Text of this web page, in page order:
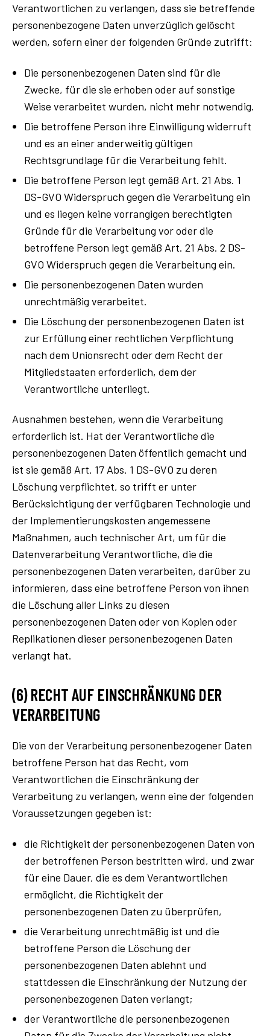
Verantwortlichen zu verlangen, dass sie betreffende
personenbezogene Daten unverzüglich gelöscht
werden, sofern einer der folgenden Gründe zutrifft:
Die personenbezogenen Daten sind für die
Zwecke, für die sie erhoben oder auf sonstige
Weise verarbeitet wurden, nicht mehr notwendig.
Die betroffene Person ihre Einwilligung widerruft
und es an einer anderweitig gültigen
Rechtsgrundlage für die Verarbeitung fehlt.
Die betroffene Person legt gemäß Art. 21 Abs. 1
DS-GVO Widerspruch gegen die Verarbeitung ein
und es liegen keine vorrangigen berechtigten
Gründe für die Verarbeitung vor oder die
betroffene Person legt gemäß Art. 21 Abs. 2 DS-
GVO Widerspruch gegen die Verarbeitung ein.
Die personenbezogenen Daten wurden
unrechtmäßig verarbeitet.
Die Löschung der personenbezogenen Daten ist
zur Erfüllung einer rechtlichen Verpflichtung
nach dem Unionsrecht oder dem Recht der
Mitgliedstaaten erforderlich, dem der
Verantwortliche unterliegt.
Ausnahmen bestehen, wenn die Verarbeitung
erforderlich ist. Hat der Verantwortliche die
personenbezogenen Daten öffentlich gemacht und
ist sie gemäß Art. 17 Abs. 1 DS-GVO zu deren
Löschung verpflichtet, so trifft er unter
Berücksichtigung der verfügbaren Technologie und
der Implementierungskosten angemessene
Maßnahmen, auch technischer Art, um für die
Datenverarbeitung Verantwortliche, die die
personenbezogenen Daten verarbeiten, darüber zu
informieren, dass eine betroffene Person von ihnen
die Löschung aller Links zu diesen
personenbezogenen Daten oder von Kopien oder
Replikationen dieser personenbezogenen Daten
verlangt hat.
(6) RECHT AUF EINSCHRÄNKUNG DER
VERARBEITUNG
Die von der Verarbeitung personenbezogener Daten
betroffene Person hat das Recht, vom
Verantwortlichen die Einschränkung der
Verarbeitung zu verlangen, wenn eine der folgenden
Voraussetzungen gegeben ist:
die Richtigkeit der personenbezogenen Daten von
der betroffenen Person bestritten wird, und zwar
für eine Dauer, die es dem Verantwortlichen
ermöglicht, die Richtigkeit der
personenbezogenen Daten zu überprüfen,
die Verarbeitung unrechtmäßig ist und die
betroffene Person die Löschung der
personenbezogenen Daten ablehnt und
stattdessen die Einschränkung der Nutzung der
personenbezogenen Daten verlangt;
der Verantwortliche die personenbezogenen